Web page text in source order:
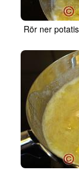
Rör ner